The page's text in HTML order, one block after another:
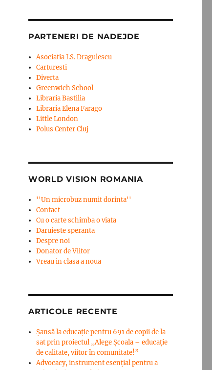
PARTENERI DE NADEJDE
Asociatia I.S. Dragulescu
Carturesti
Diverta
Greenwich School
Libraria Bastilia
Libraria Elena Farago
Little London
Polus Center Cluj
WORLD VISION ROMANIA
''Un microbuz numit dorinta''
Contact
Cu o carte schimba o viata
Daruieste speranta
Despre noi
Donator de Viitor
Vreau in clasa a noua
ARTICOLE RECENTE
Șansă la educație pentru 691 de copii de la
sat prin proiectul ,,Alege Școala – educație
de calitate, viitor în comunitate!”
Advocacy, instrument esenţial pentru a